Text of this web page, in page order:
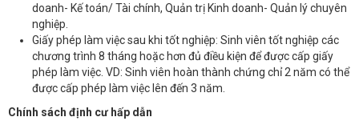
doanh- Kế toán/ Tài chính, Quản trị Kinh doanh- Quản lý chuyên
nghiệp.
Giấy phép làm việc sau khi tốt nghiệp: Sinh viên tốt nghiệp các
chương trình 8 tháng hoặc hơn đủ điều kiện để được cấp giấy
phép làm việc. VD: Sinh viên hoàn thành chứng chỉ 2 năm có thể
được cấp phép làm việc lên đến 3 năm.
Chính sách định cư hấp dẫn